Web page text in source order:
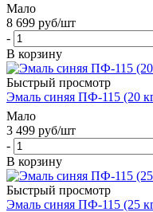
Мало
8 699 руб/шт
-
В корзину
Быстрый просмотр
Эмаль синяя ПФ-115 (20
Мало
3 499 руб/шт
-
В корзину
Быстрый просмотр
Эмаль синяя ПФ-115 (25